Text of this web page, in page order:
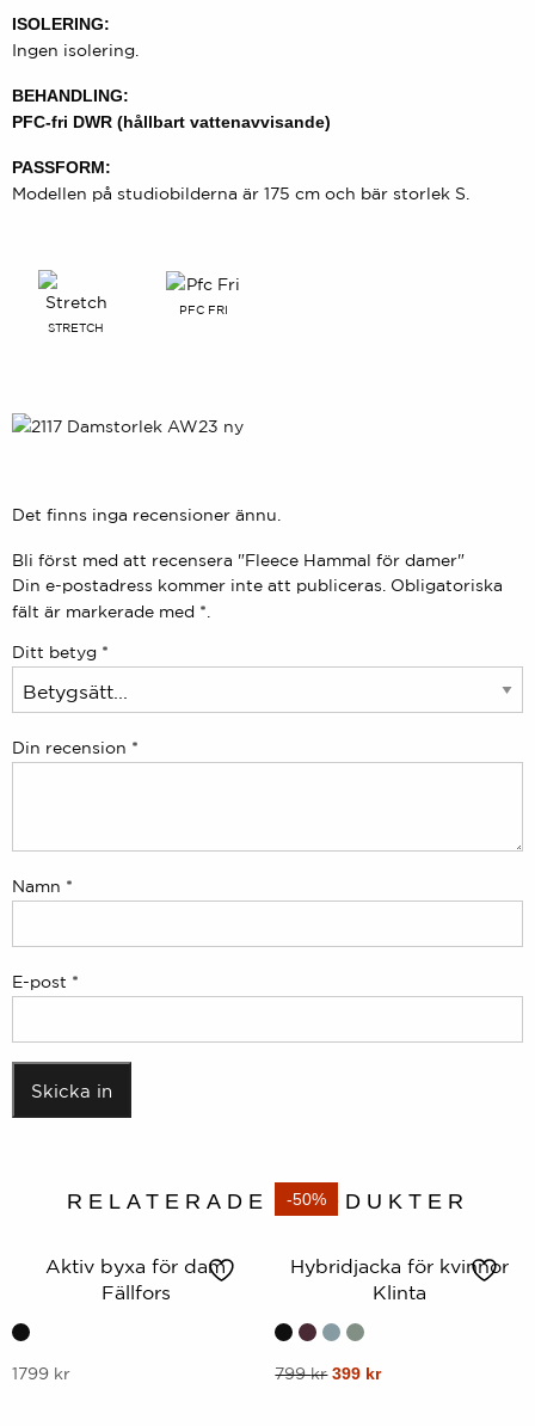
ISOLERING:
Ingen isolering.
BEHANDLING:
PFC-fri DWR (hållbart vattenavvisande)
PASSFORM:
Modellen på studiobilderna är 175 cm och bär storlek S.
STRETCH
PFC FRI
Det finns inga recensioner ännu.
Bli först med att recensera "Fleece Hammal för damer"
Din e-postadress kommer inte att publiceras. Obligatoriska
fält är markerade med *.
Ditt betyg *
Din recension *
Namn *
E-post *
RELATERADE PRODUKTER
Aktiv byxa för dam
Fällfors
Denna
1799 kr
-50%
Hybridjacka för kvinnor
Klinta
Denna
799kr Ursprungligt
399 krNuvarande